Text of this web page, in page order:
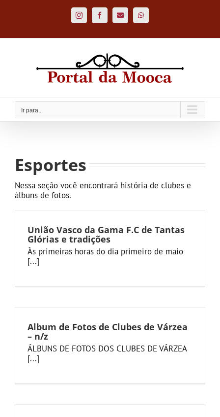
InstagramFacebookCustomWhatsApp
Ir para...
Esportes
Nessa seção você encontrará história de clubes e
álbuns de fotos.
União Vasco da Gama F.C de Tantas
Glórias e tradições
Às primeiras horas do dia primeiro de maio
[...]
Album de Fotos de Clubes de Várzea
– n/z
ÁLBUNS DE FOTOS DOS CLUBES DE VÁRZEA
[...]